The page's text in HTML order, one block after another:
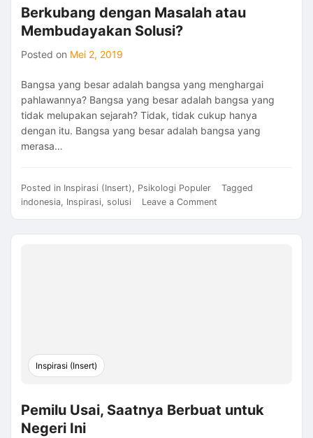
Berkubang dengan Masalah atau
Membudayakan Solusi?
Posted on Mei 2, 2019
Bangsa yang besar adalah bangsa yang menghargai
pahlawannya? Bangsa yang besar adalah bangsa yang
tidak melupakan sejarah? Tidak, tidak cukup hanya
dengan itu. Bangsa yang besar adalah bangsa yang
merasa…
Posted in Inspirasi (Insert), Psikologi Populer
Tagged
indonesia, Inspirasi, solusi Leave a Comment
Inspirasi (Insert)
Pemilu Usai, Saatnya Berbuat untuk
Negeri Ini